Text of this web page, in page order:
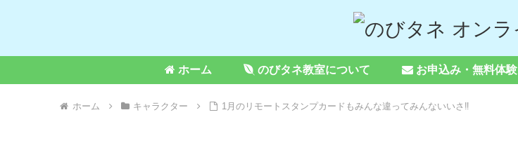
ホーム のびタネ教室について お申込み・無料体験
ホーム キャラクター 1月のリモートスタンプカードもみんな違ってみんないいさ‼️